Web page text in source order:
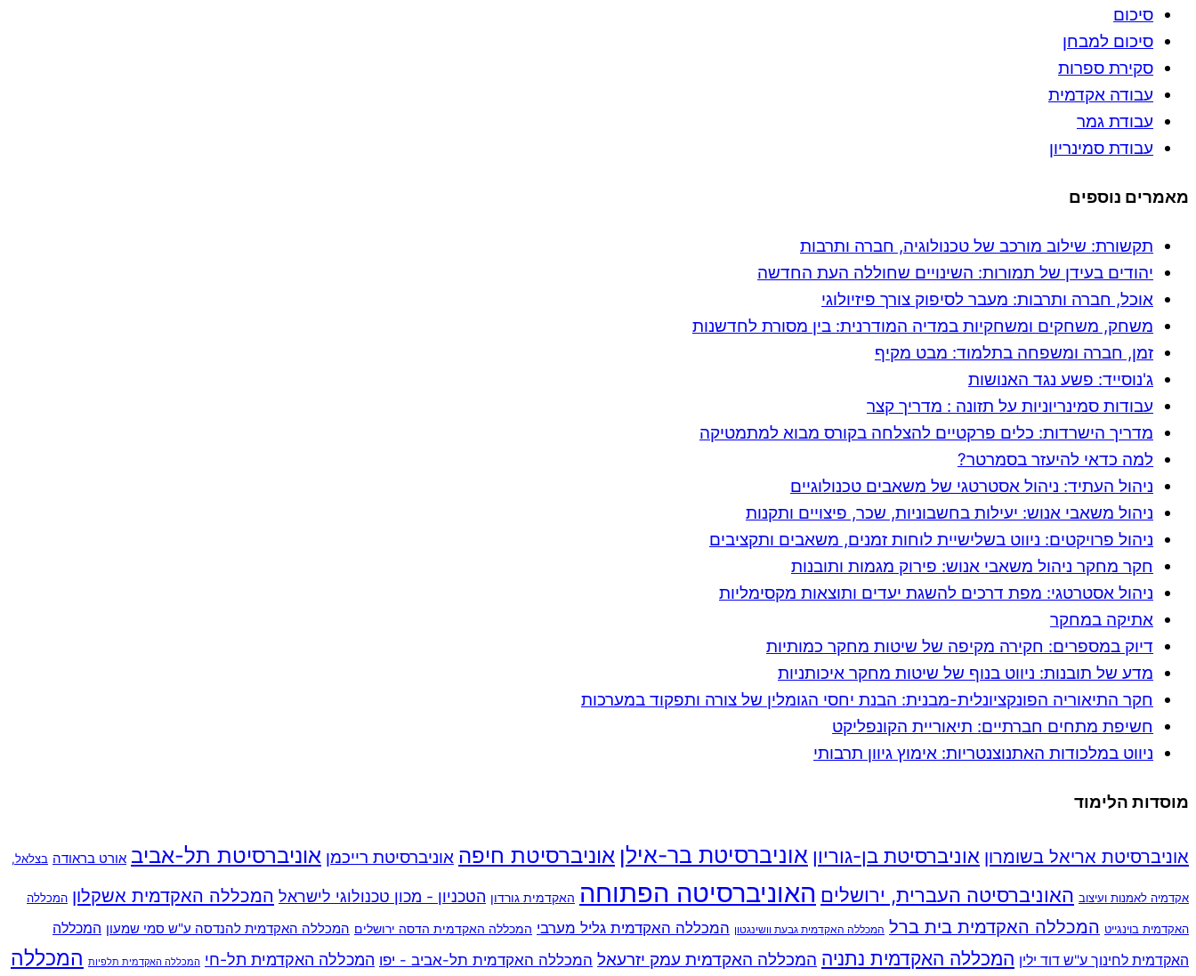
סיכום
סיכום למבחן
סקירת ספרות
עבודה אקדמית
עבודת גמר
עבודת סמינריון
מאמרים נוספים
תקשורת: שילוב מורכב של טכנולוגיה, חברה ותרבות
יהודים בעידן של תמורות: השינויים שחוללה העת החדשה
אוכל, חברה ותרבות: מעבר לסיפוק צורך פיזיולוגי
משחק, משחקים ומשחקיות במדיה המודרנית: בין מסורת לחדשנות
זמן, חברה ומשפחה בתלמוד: מבט מקיף
ג'נוסייד: פשע נגד האנושות
עבודות סמינריוניות על תזונה : מדריך קצר
מדריך הישרדות: כלים פרקטיים להצלחה בקורס מבוא למתמטיקה
למה כדאי להיעזר בסמרטר?
ניהול העתיד: ניהול אסטרטגי של משאבים טכנולוגיים
ניהול משאבי אנוש: יעילות בחשבוניות, שכר, פיצויים ותקנות
ניהול פרויקטים: ניווט בשלישיית לוחות זמנים, משאבים ותקציבים
חקר מחקר ניהול משאבי אנוש: פירוק מגמות ותובנות
ניהול אסטרטגי: מפת דרכים להשגת יעדים ותוצאות מקסימליות
אתיקה במחקר
דיוק במספרים: חקירה מקיפה של שיטות מחקר כמותיות
מדע של תובנות: ניווט בנוף של שיטות מחקר איכותניות
חקר התיאוריה הפונקציונלית-מבנית: הבנת יחסי הגומלין של צורה ותפקוד במערכות
חשיפת מתחים חברתיים: תיאוריית הקונפליקט
ניווט במלכודות האתנוצנטריות: אימוץ גיוון תרבותי
מוסדות הלימוד
אוניברסיטת אריאל בשומרון אוניברסיטת בן-גוריון אוניברסיטת בר-אילן אוניברסיטת חיפה אוניברסיטת רייכמן אוניברסיטת תל-אביב אורט בראודה בצלאל,
אקדמיה לאמנות ועיצוב האוניברסיטה העברית, ירושלים האוניברסיטה הפתוחה האקדמית גורדון הטכניון - מכון טכנולוגי לישראל המכללה האקדמית אשקלון המכללה
האקדמית בוינגייט המכללה האקדמית בית ברל המכללה האקדמית גבעת וושינגטון המכללה האקדמית גליל מערבי המכללה האקדמית הדסה ירושלים המכללה האקדמית להנדסה ע"ש סמי שמעון המכללה
האקדמית לחינוך ע"ש דוד ילין המכללה האקדמית נתניה המכללה האקדמית עמק יזרעאל המכללה האקדמית תל-אביב - יפו המכללה האקדמית תל-חי המכללה האקדמית תלפיות המכללה